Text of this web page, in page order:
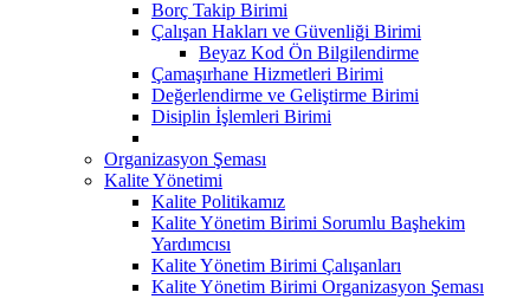
Borç Takip Birimi
Çalışan Hakları ve Güvenliği Birimi
Beyaz Kod Ön Bilgilendirme
Çamaşırhane Hizmetleri Birimi
Değerlendirme ve Geliştirme Birimi
Disiplin İşlemleri Birimi
Organizasyon Şeması
Kalite Yönetimi
Kalite Politikamız
Kalite Yönetim Birimi Sorumlu Başhekim
Yardımcısı
Kalite Yönetim Birimi Çalışanları
Kalite Yönetim Birimi Organizasyon Şeması